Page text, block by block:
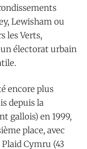
Lewisham ou
les Verts,
électorat urbain
encore plus
depuis la
gallois) en 1999,
place, avec
Cymru (43